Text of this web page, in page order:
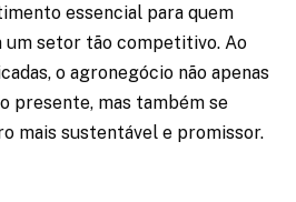
essencial para quem
um setor tão competitivo. Ao
o agronegócio não apenas
presente, mas também se
mais sustentável e promissor.